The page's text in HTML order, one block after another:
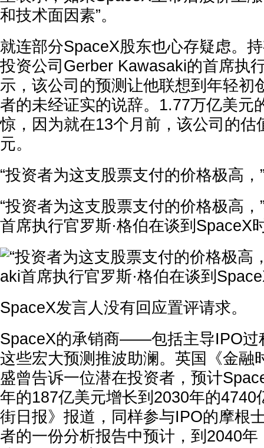
就连部分SpaceX股东也心存疑虑。
投资公司Gerber Kawasaki的首席执
示，该公司的预测让他联想到年轻初
者的未经证实的说辞。1.77万亿美元
惊，因为就在13个月前，该公司的估
元。
“投资者为这支股票支付的价格极高，
“投资者为这支股票支付的价格极高
首席执行官罗斯·格伯在谈到SpaceX
SpaceX发言人没有回应置评请求。
SpaceX的承销商——包括主导IPO
这些宏大预测推波助澜。英国《金融
盛曾告诉一位潜在投资者，预计
年的187亿美元增长到2030年的4740
街日报》报道，同样参与IPO的摩根
者的一份分析报告中预计，到2040